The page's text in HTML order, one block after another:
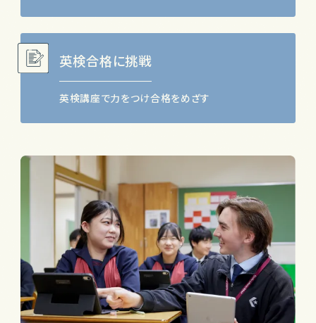
英検合格に挑戦
英検講座で力をつけ合格をめざす